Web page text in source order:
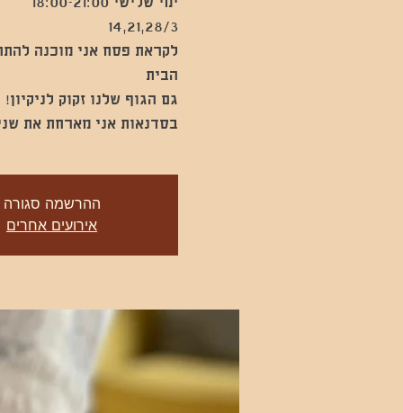
לקראת פסח אני מוכנה
בסדנאות אני מארחת את
ההרשמה סגורה
אירועים אחרים